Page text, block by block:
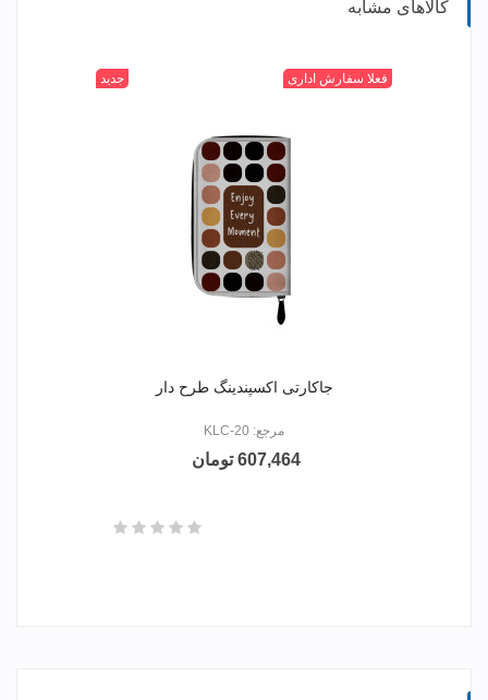
کالاهای مشابه
004
006
010
014
+ جدید فعلا سفارش اداری
جاکارتی اکسپندینگ طرح دار
مرجع: KLC-20
607,464 تومان